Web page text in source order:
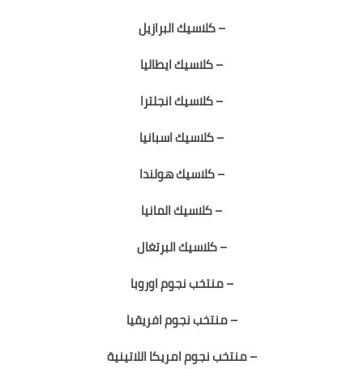
– كلاسيك البرازيل
– كلاسيك ايطاليا
– كلاسيك انجلترا
– كلاسيك اسبانيا
– كلاسيك هولندا
– كلاسيك المانيا
– كلاسيك البرتغال
– منتخب نجوم اوروبا
– منتخب نجوم افريقيا
– منتخب نجوم امريكا اللاتينية